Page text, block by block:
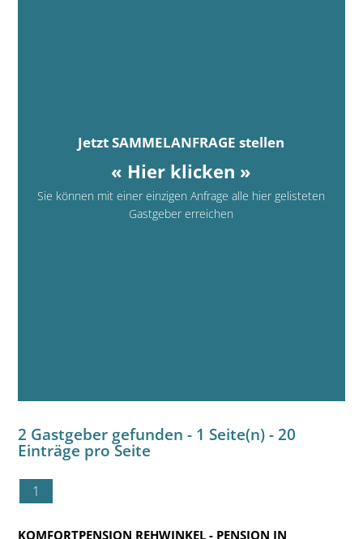
Jetzt SAMMELANFRAGE stellen
« Hier klicken »
Sie können mit einer einzigen Anfrage alle hier gelisteten
Gastgeber erreichen
2 Gastgeber gefunden - 1 Seite(n) - 20
Einträge pro Seite
1
KOMFORTPENSION REHWINKEL- PENSION IN